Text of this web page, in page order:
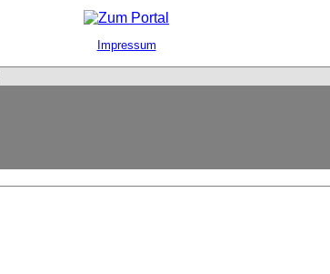
Impressum